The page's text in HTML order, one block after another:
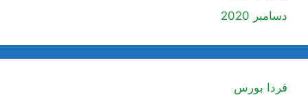
دسامبر 2020
فردا بورس